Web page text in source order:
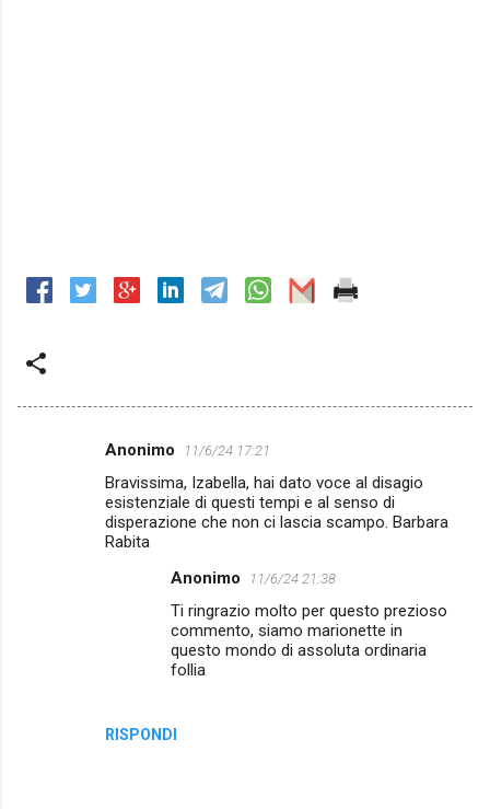
Anonimo 11/6/24 17:21
Bravissima, Izabella, hai dato voce al disagio
esistenziale di questi tempi e al senso di
disperazione che non ci lascia scampo. Barbara
Rabita
RISPONDI
Anonimo 11/6/24 21:38
Ti ringrazio molto per questo prezioso
commento, siamo marionette in
questo mondo di assoluta ordinaria
follia